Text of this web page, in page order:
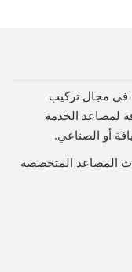
مجال تركيب
لمصاعد الخدمة
أو الصناعي.
المصاعد المتخصصة